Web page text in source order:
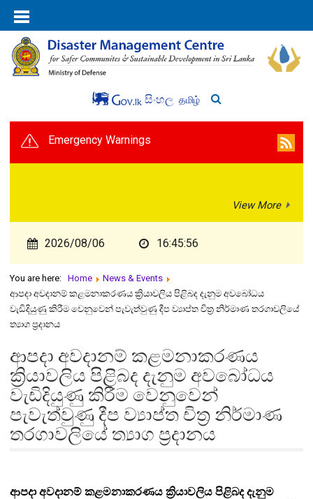
සිංහල தமிழ்
Emergency Warnings
View More
2026/08/06 16:45:56
You are here: Home
News & Events
ආපදා අවදානම් කළමනාකරණය ක්‍රියාවලිය පිළිබද දැනුම අවබෝධය
වැඩිදියුණු කිරීම වෙනුවෙන් පැවැත්වුණු දීප ව්‍යාප්ත චිත්‍ර නිර්මාණ තරගාවලියේ
ත්‍යාග ප්‍රදානය
ආපදා අවදානම් කළමනාකරණය
ක්‍රියාවලිය පිළිබද දැනුම අවබෝධය
වැඩිදියුණු කිරීම වෙනුවෙන්
පැවැත්වුණු දීප ව්‍යාප්ත චිත්‍ර නිර්මාණ
තරගාවලියේ ත්‍යාග ප්‍රදානය
ආපදා අවදානම් කළමනාකරණය ක්‍රියාවලිය පිළිබද දැනුම